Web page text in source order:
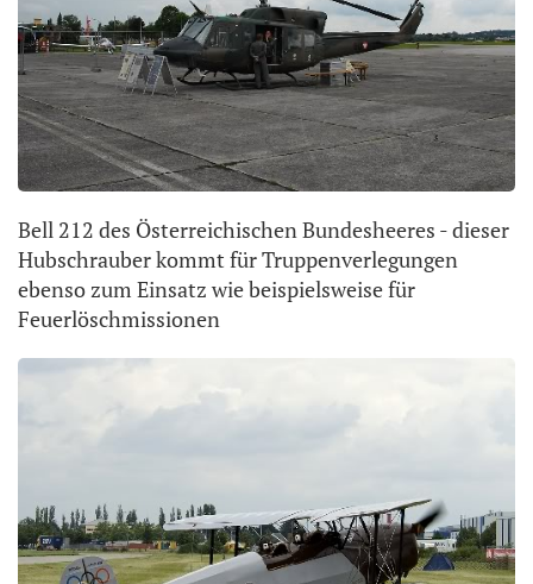
Bell 212 des Österreichischen Bundesheeres - dieser
Hubschrauber kommt für Truppenverlegungen
ebenso zum Einsatz wie beispielsweise für
Feuerlöschmissionen